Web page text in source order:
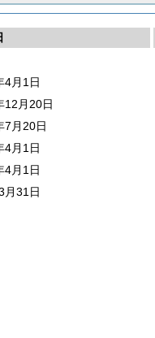
月1日
月20日
月20日
月1日
月1日
31日